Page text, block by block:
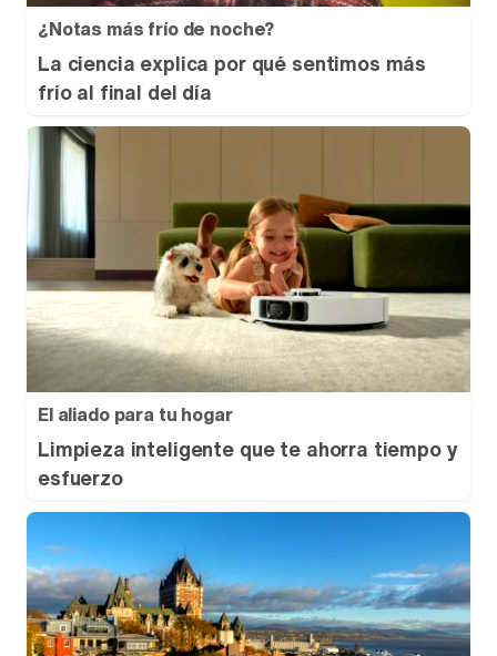
¿Notas más frío de noche?
La ciencia explica por qué sentimos más
frío al final del día
El aliado para tu hogar
Limpieza inteligente que te ahorra tiempo y
esfuerzo